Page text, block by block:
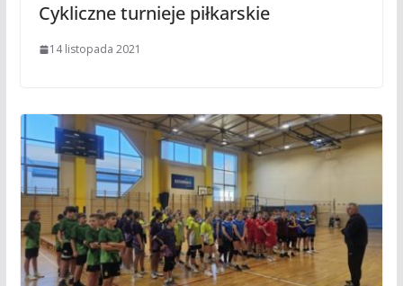
Cykliczne turnieje piłkarskie
14 listopada 2021